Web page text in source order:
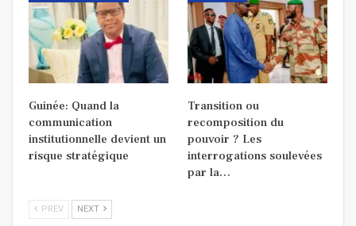
Guinée: Quand la
communication
institutionnelle devient un
risque stratégique
Transition ou
recomposition du
pouvoir ? Les
interrogations soulevées
par la…
PREV NEXT